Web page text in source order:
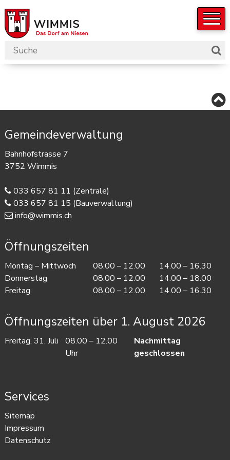
Navigieren in der Gemeinde
Schnellnavigation
Suchbegriff
Hauptnavigation
Footer
Gemeindeverwaltung
Bahnhofstrasse 7
3752 Wimmis
033 657 81 11 (Zentrale)
033 657 81 15 (Bauverwaltung)
info@wimmis.ch
Öffnungszeiten
Montag – Mittwoch 08.00 – 12.00
14.00 – 16.30
Donnerstag 08.00 – 12.00
14.00 – 18.00
Freitag 08.00 – 12.00 14.00 – 16.30
Öffnungszeiten über 1. August 2026
Freitag, 31. Juli
08.00 – 12.00
Uhr
Nachmittag
geschlossen
Services
Sitemap
Impressum
Datenschutz